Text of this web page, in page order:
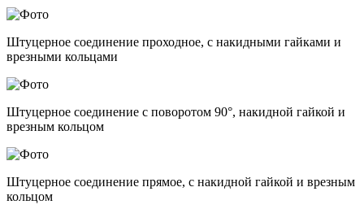
Штуцерное соединение проходное, с накидными гайками и
врезными кольцами
Штуцерное соединение с поворотом 90°, накидной гайкой и
врезным кольцом
Штуцерное соединение прямое, с накидной гайкой и врезным
кольцом